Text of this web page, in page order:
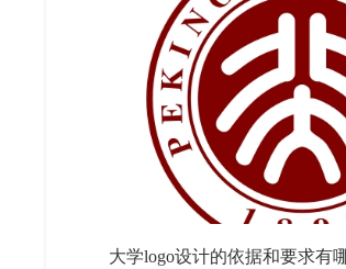
大学logo设计的依据和要求有